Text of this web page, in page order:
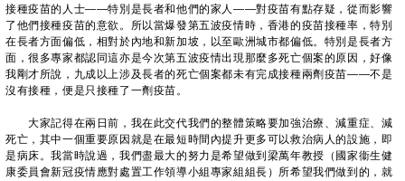
接種疫苗的人士——特別是長者和他們的家人——對疫苗有點存疑，從而影響
了他們接種疫苗的意欲。所以當爆發第五波疫情時，香港的疫苗接種率，特別
在長者方面偏低，相對於內地和新加坡，以至歐洲城市都偏低。特別是長者方
面，很多專家都認同這亦是今次第五波疫情出現那麼多死亡個案的原因，好像
我剛才所說，九成以上涉及長者的死亡個案都未有完成接種兩劑疫苗——不是
沒有接種，便是只接種了一劑疫苗。
大家記得在兩日前，我在此交代我們的整體策略要加強治療、減重症、減
死亡，其中一個重要原因就是在最短時間內提升更多可以救治病人的設施，即
是病床。我當時說過，我們盡最大的努力是希望做到梁萬年教授（國家衞生健
康委員會新冠疫情應對處置工作領導小組專家組組長）所希望我們做到的，就